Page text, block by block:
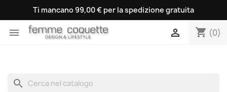
Ti mancano 99,00 € per la spedizione gratuita
 shopping_cart (0)

search